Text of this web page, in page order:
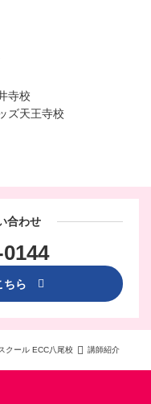
寺校
ズ天王寺校
合わせ
ちら
クール ECC八尾校 講師紹介